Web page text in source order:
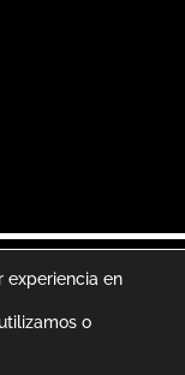
experiencia en
o